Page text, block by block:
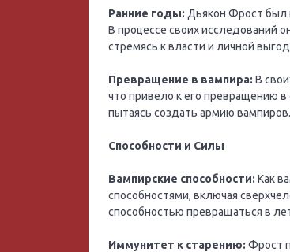
Ранние годы: Дьякон Фрост был
В процессе своих исследований
стремясь к власти и личной
Превращение в вампира: В
что привело к его превращению
пытаясь создать армию вампиров.
Способности и Силы
Вампирские способности: Как
способностями, включая
способностью превращаться в
Иммунитет к старению: Фрост